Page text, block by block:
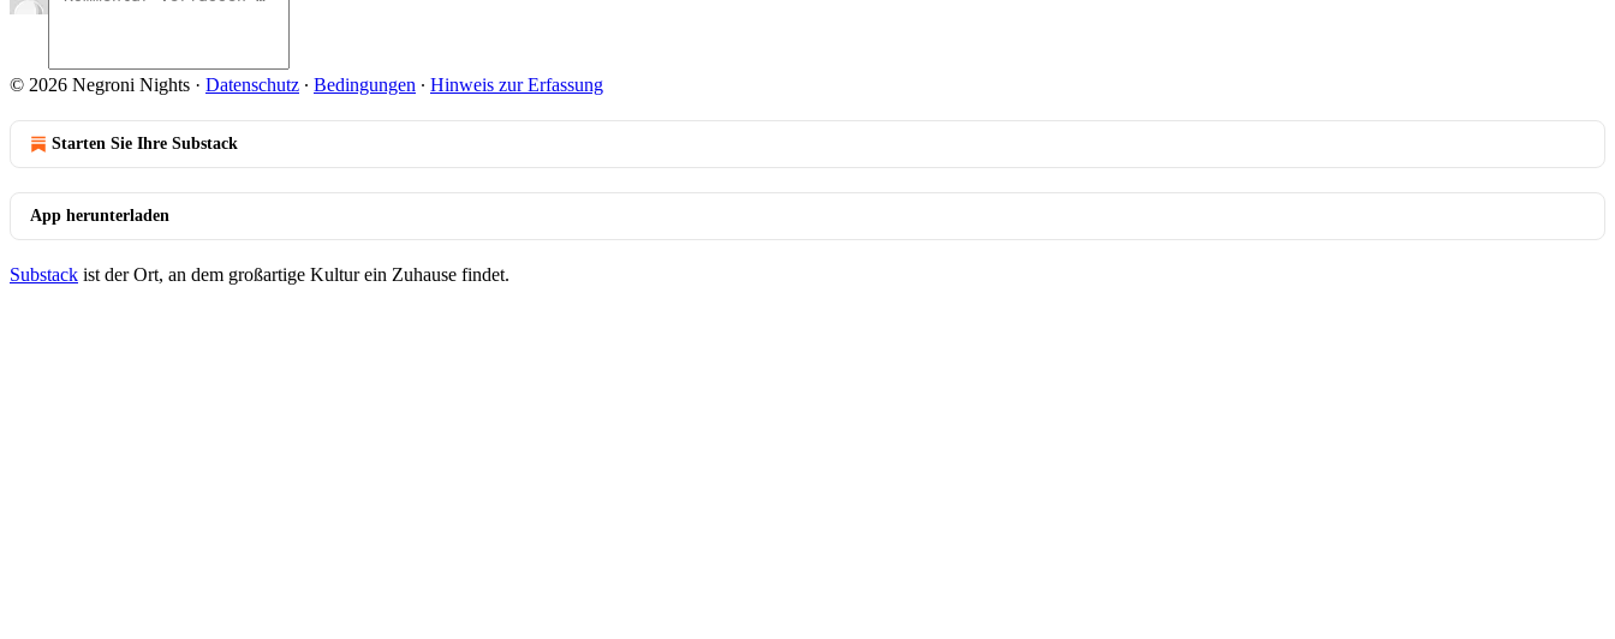
© 2026 Negroni Nights · Datenschutz ∙ Bedingungen ∙ Hinweis zur Erfassung
Starten Sie Ihre Substack
App herunterladen
Substack ist der Ort, an dem großartige Kultur ein Zuhause findet.